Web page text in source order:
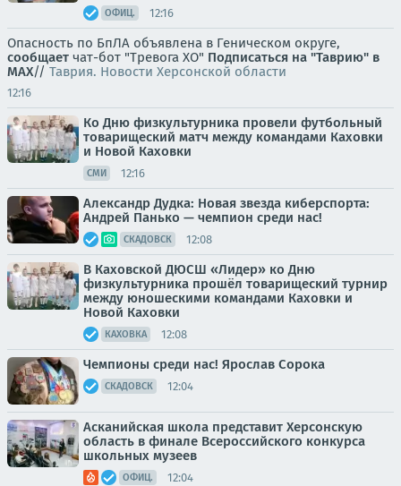
ОФИЦ. 12:16
Опасность по БпЛА объявлена в Геническом округе,
сообщает чат-бот "Тревога ХО" Подписаться на "Таврию" в
MAX// Таврия. Новости Херсонской области
12:16
Ко Дню физкультурника провели футбольный
товарищеский матч между командами Каховки
и Новой Каховки
СМИ 12:16
Александр Дудка: Новая звезда киберспорта:
Андрей Панько — чемпион среди нас!
СКАДОВСК 12:08
В Каховской ДЮСШ «Лидер» ко Дню
физкультурника прошёл товарищеский турнир
между юношескими командами Каховки и
Новой Каховки
КАХОВКА 12:08
Чемпионы среди нас! Ярослав Сорока
СКАДОВСК 12:04
Асканийская школа представит Херсонскую
область в финале Всероссийского конкурса
школьных музеев
ОФИЦ. 12:04